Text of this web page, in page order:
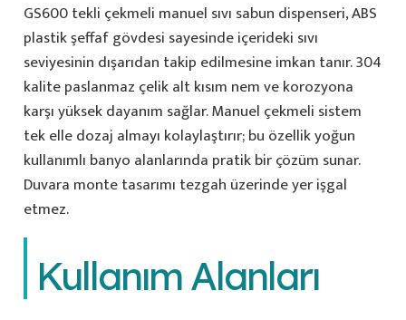
GS600 tekli çekmeli manuel sıvı sabun dispenseri, ABS
plastik şeffaf gövdesi sayesinde içerideki sıvı
seviyesinin dışarıdan takip edilmesine imkan tanır. 304
kalite paslanmaz çelik alt kısım nem ve korozyona
karşı yüksek dayanım sağlar. Manuel çekmeli sistem
tek elle dozaj almayı kolaylaştırır; bu özellik yoğun
kullanımlı banyo alanlarında pratik bir çözüm sunar.
Duvara monte tasarımı tezgah üzerinde yer işgal
etmez.
Kullanım Alanları